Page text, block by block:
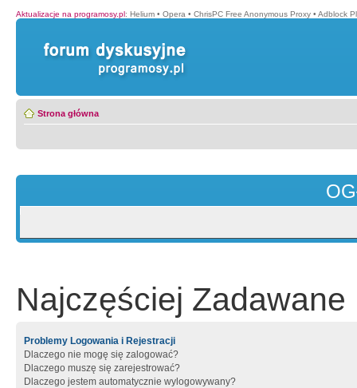
Aktualizacje na programosy.pl: Helium • Opera • ChrisPC Free Anonymous Proxy • Adblock
Strona główna
Najczęściej Zadawane
Problemy Logowania i Rejestracji
Dlaczego nie mogę się zalogować?
Dlaczego muszę się zarejestrować?
Dlaczego jestem automatycznie wylogowywany?